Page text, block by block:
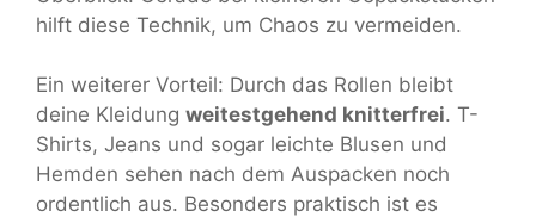
hilft diese Technik, um Chaos zu vermeiden.
Ein weiterer Vorteil: Durch das Rollen bleibt
deine Kleidung weitestgehend knitterfrei. T-
Shirts, Jeans und sogar leichte Blusen und
Hemden sehen nach dem Auspacken noch
ordentlich aus. Besonders praktisch ist es